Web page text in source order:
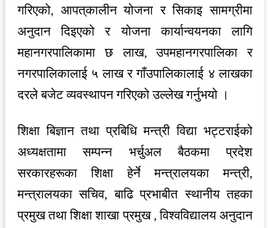
गरिएको, आपत्‌कालीन योजना र सिकाइ सामग्रीमा
अनुदान दिइएको र योजना कार्यान्वयनका लागि
महानगरपालिकामा छ लाख, उपमहानगर‌पालिका र
नगरपालिकालाई ५ लाख र गाँउपालिकालाई ४ लाखका
दरले बजेट व्यवस्थापन गरिएको उल्लेख गर्नुभयो ।
शिक्षा बिज्ञान तथा प्रबिधि मन्त्री विद्या भट्टराईको
अध्यक्षतामा सम्पन्न भर्चुअल बैठकमा प्रदेश
सरकारहरूका शिक्षा हेर्ने मन्त्रालयका मन्त्री,
मन्त्रालयका सचिव, बाढि प्रभाबीत स्थानीय तह‌का
प्रमुख तथा शिक्षा शाखा प्रमुख , विश्वविद्यालय अनुदान